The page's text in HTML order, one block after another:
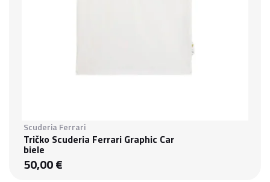
Scuderia Ferrari
Tričko Scuderia Ferrari Graphic Car
biele
50,00 €